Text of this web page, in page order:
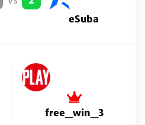
eSuba
free_win_3